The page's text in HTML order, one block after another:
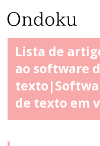
Lista de
ao software
de texto em